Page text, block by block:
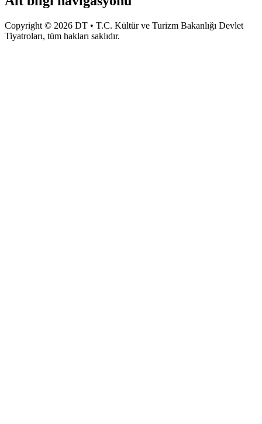
Copyright © 2026 DT • T.C. Kültür ve Turizm Bakanlığı Devlet
Tiyatroları, tüm hakları saklıdır.